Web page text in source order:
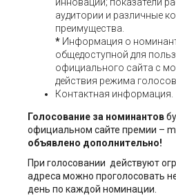
аудитории и различные
преимущества.
* Информация о
общедоступной для
официального сайта с
действия режима
Контактная информация.
Голосование за номинантов
официальном сайте премии –
объявлено дополнительно!
При голосовании действуют
адреса можно проголосовать
день по каждой номинации.